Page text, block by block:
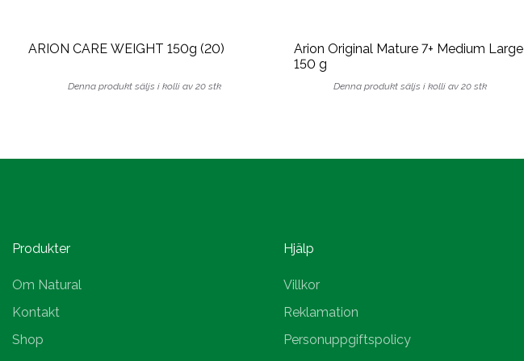
ARION CARE WEIGHT 150g (20)
Denna produkt säljs i kolli av 20 stk
Arion Original Mature 7+ Medium Large
150 g
Denna produkt säljs i kolli av 20 stk
Produkter
Om Natural
Kontakt
Shop
Hjälp
Villkor
Reklamation
Personuppgiftspolicy